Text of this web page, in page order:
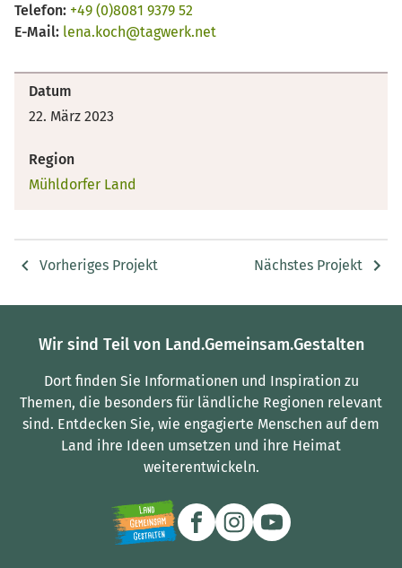
Telefon: +49 (0)8081 9379 52
E-Mail: lena.koch@tagwerk.net
Datum
22. März 2023
Region
Mühldorfer Land
Vorheriges Projekt Nächstes Projekt
Wir sind Teil von Land.Gemeinsam.Gestalten
Dort finden Sie Informationen und Inspiration zu
Themen, die besonders für ländliche Regionen relevant
sind. Entdecken Sie, wie engagierte Menschen auf dem
Land ihre Ideen umsetzen und ihre Heimat
weiterentwickeln.